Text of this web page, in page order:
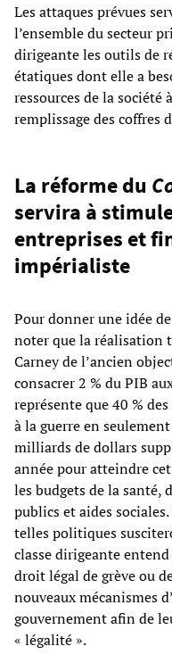
Les attaques prévues
l’ensemble du secteur
dirigeante les outils de
étatiques dont elle a
ressources de la société
remplissage des coffres
La réforme du
servira à
entreprises et
impérialiste
Pour donner une idée
noter que la réalisation
Carney de l’ancien
consacrer 2 % du PIB
représente que 40 % des
à la guerre en
milliards de dollars
année pour atteindre
les budgets de la santé,
publics et aides
telles politiques
classe dirigeante
droit légal de grève ou
nouveaux mécanismes
gouvernement afin de
« légalité ».